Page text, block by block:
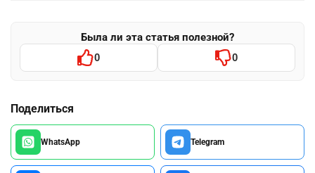
Была ли эта статья полезной?
0 0
Поделиться
WhatsApp Telegram